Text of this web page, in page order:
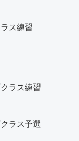
ス練習
ラス練習
ラス予選